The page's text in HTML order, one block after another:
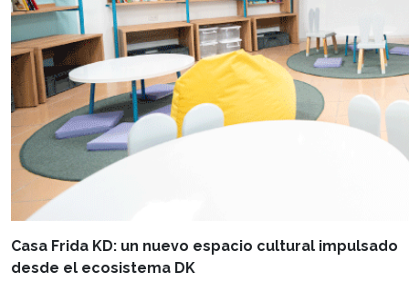
Casa Frida KD: un nuevo espacio cultural impulsado
desde el ecosistema DK